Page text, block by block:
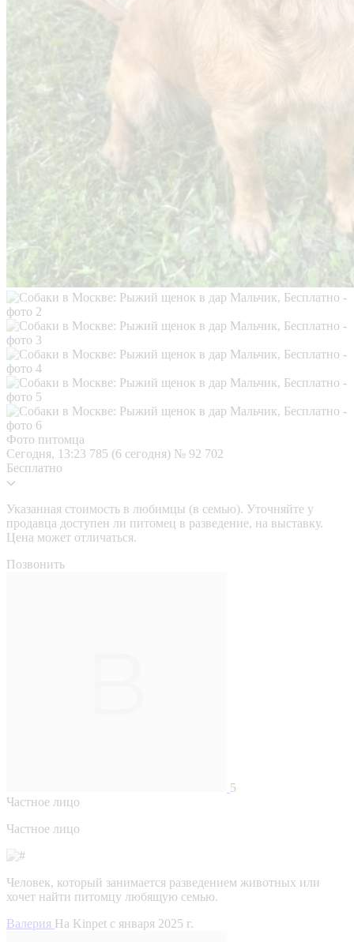
Фото питомца
Сегодня, 13:23 785 (6 сегодня) № 92 702
Бесплатно
Указанная стоимость в любимцы (в семью). Уточняйте у
продавца доступен ли питомец в разведение, на выставку.
Цена может отличаться.
Позвонить
5
Частное лицо
Частное лицо
Человек, который занимается разведением животных или
хочет найти питомцу любящую семью.
Валерия На Kinpet c января 2025 г.